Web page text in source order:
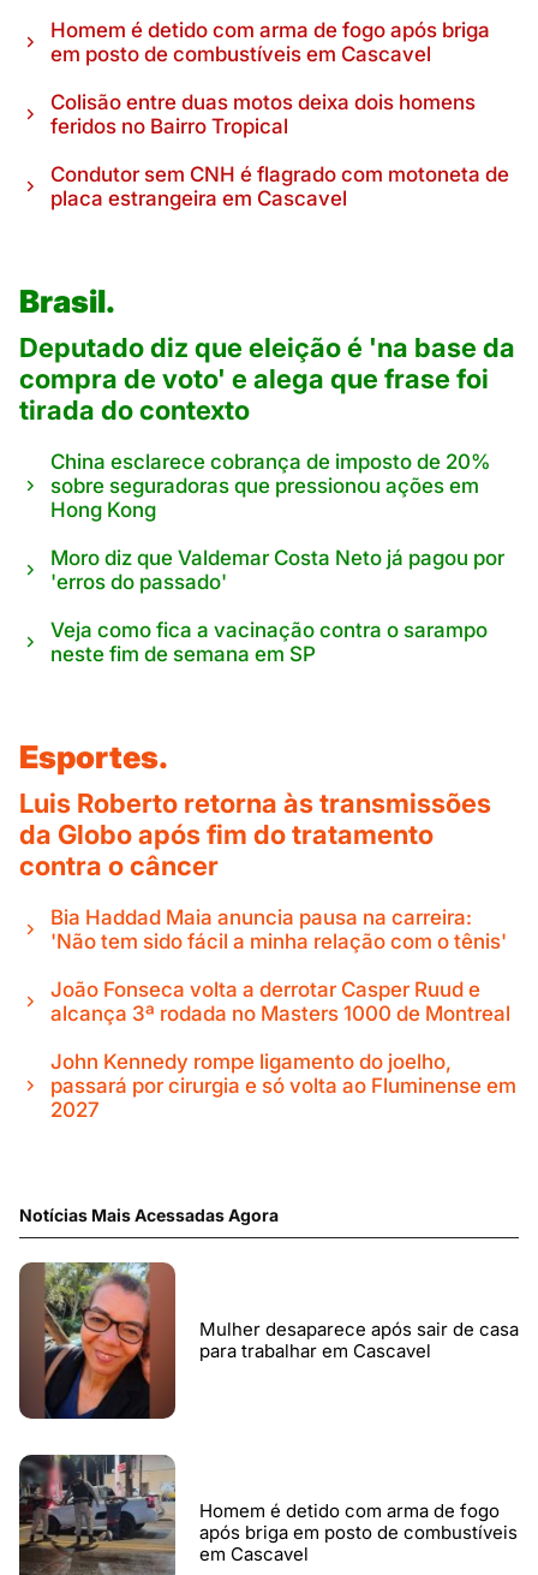
Homem é detido com arma de fogo após briga
em posto de combustíveis em Cascavel
Colisão entre duas motos deixa dois homens
feridos no Bairro Tropical
Condutor sem CNH é flagrado com motoneta de
placa estrangeira em Cascavel
Brasil.
Deputado diz que eleição é 'na base da
compra de voto' e alega que frase foi
tirada do contexto
China esclarece cobrança de imposto de 20%
sobre seguradoras que pressionou ações em
Hong Kong
Moro diz que Valdemar Costa Neto já pagou por
'erros do passado'
Veja como fica a vacinação contra o sarampo
neste fim de semana em SP
Esportes.
Luis Roberto retorna às transmissões
da Globo após fim do tratamento
contra o câncer
Bia Haddad Maia anuncia pausa na carreira:
'Não tem sido fácil a minha relação com o tênis'
João Fonseca volta a derrotar Casper Ruud e
alcança 3ª rodada no Masters 1000 de Montreal
John Kennedy rompe ligamento do joelho,
passará por cirurgia e só volta ao Fluminense em
2027
Notícias Mais Acessadas Agora
Mulher desaparece após sair de casa
para trabalhar em Cascavel
Homem é detido com arma de fogo
após briga em posto de combustíveis
em Cascavel